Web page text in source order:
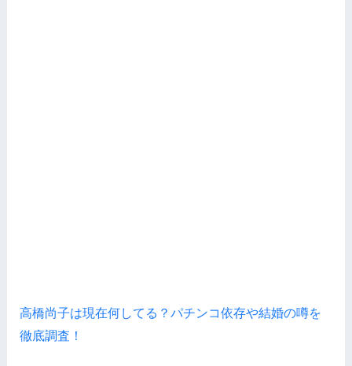
高橋尚子は現在何してる？パチンコ依存や結婚の噂を
徹底調査！